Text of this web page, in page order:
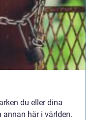
du eller dina
annan här i världen.